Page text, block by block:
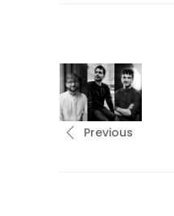
Previous